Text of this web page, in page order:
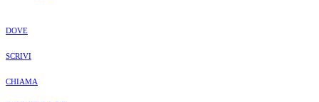
DOVE
SCRIVI
CHIAMA